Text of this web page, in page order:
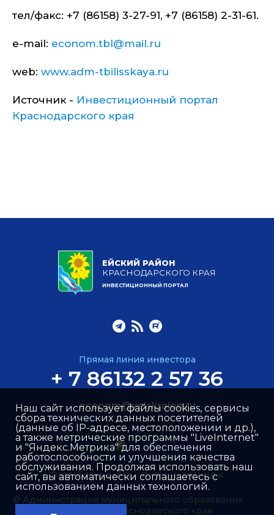
тел/факс: +7 (86158) 3-27-91, +7 (86158) 2-31-61.
e-mail: econom.tbl@mail.ru
web: www.adm-tbilisskaya.ru
Источник - Инвестиционный портал
Краснодарского края
ЕЙСКИЙ РАЙОН
КРАСНОДАРСКОГО КРАЯ
ИНВЕСТИЦИОННЫЙ ПОРТАЛ
Прямая линия инвестора
+ 7 86132 2 57 36
econom@yeiskraion.ru
© Администрация муниципального образования
Ейский район Краснодарского края
Разработка сайта –Интернет-Имидж
Наш сайт использует файлы cookies, сервисы
сбора технических данных посетителей
(данные об IP-адресе, местоположении и др.),
а также метрические программы "LiveInternet"
и "Яндекс.Метрика" для обеспечения
работоспособности и улучшения качества
обслуживания. Продолжая использовать наш
сайт, вы автоматически соглашаетесь с
использованием данных технологий.